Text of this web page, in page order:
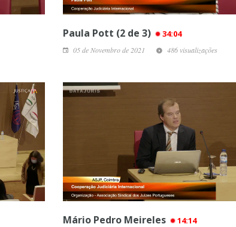
Paula Pott (2 de 3) 34:04
05 de Novembro de 2021 486 visualizações
Mário Pedro Meireles 14:14